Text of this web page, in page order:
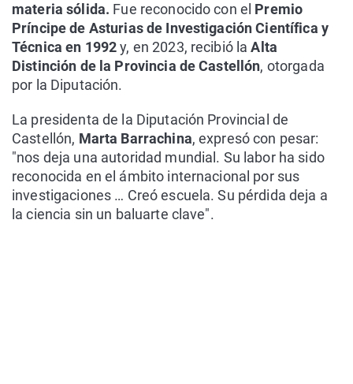
materia sólida. Fue reconocido con el Premio
Príncipe de Asturias de Investigación Científica y
Técnica en 1992y, en 2023, recibió la Alta
Distinción de la Provincia de Castellón, otorgada
por la Diputación.
La presidenta de la Diputación Provincial de
Castellón, Marta Barrachina, expresó con pesar:
"nos deja una autoridad mundial. Su labor ha sido
reconocida en el ámbito internacional por sus
investigaciones … Creó escuela. Su pérdida deja a
la ciencia sin un baluarte clave".